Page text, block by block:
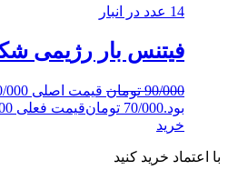
14 عدد در انبار
فیتنس بار رژیمی
90/000 تومان
بود.70/000 تومانقیمت فعلی 70/000 تومان است.
خرید
با اعتماد خرید کنید